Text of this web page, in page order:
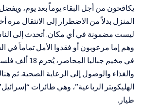
يكافحون من أجل البقاء يوماً بعد يوم،
المنزل بدلاً من الاضطرار إلى الانتقال مرة
ليست مضمونة في أي مكان. أتحدث إلى
وهم إما مرعوبون أو فقدوا الأمل تماماً في
في مخيم جباليا
والغذاء والوصول إلى الرعاية الصحية. ثم
الهليكوبتر الرباعية”، وهي طائرات
طيار.